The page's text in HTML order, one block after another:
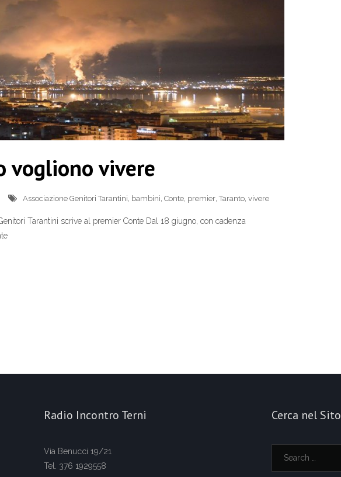
vogliono vivere
Associazione Genitori Tarantini bambini Conte premier ,Taranto vivere
Tarantini scrive al premier Conte Dal 18 giugno, con cadenza
Radio Incontro Terni
Via Benucci 19/21
Tel. 376 1929558
Cerca nel Sito